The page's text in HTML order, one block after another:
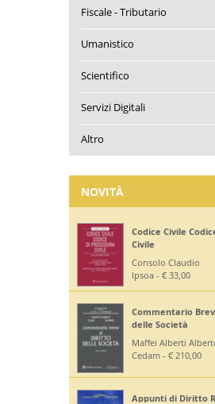
Fiscale - Tributario
Umanistico
Scientifico
Servizi Digitali
Altro
NOVITÀ
Codice Civile
Civile
Consolo Claudio
Ipsoa - € 33,00
Commentario
delle Società
Maffei Alberti
Cedam - € 210,00
Appunti di Diritto